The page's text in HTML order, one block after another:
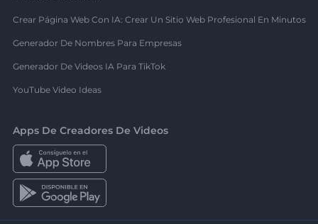
Crear Página Web Con IA: Crear Un Sitio Web Profesional En Minutos
Generador De Nombres Para Empresas
Generador De Videos IA Para TikTok
YouTube Video Ideas
Apps De Creadores De Videos